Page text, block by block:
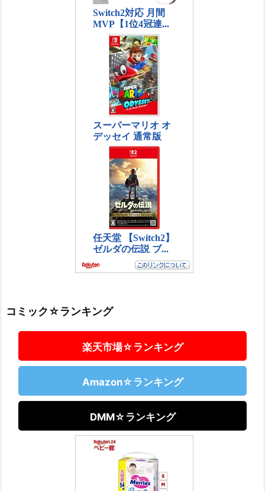
コミック☆ランキング
楽天市場☆ランキング
Amazon☆ランキング
DMM☆ランキング